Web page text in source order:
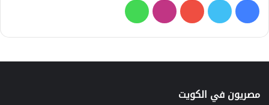
فيسبوك
تويتر يوتيوبانستقرامواتساب
مصريون في الكويت